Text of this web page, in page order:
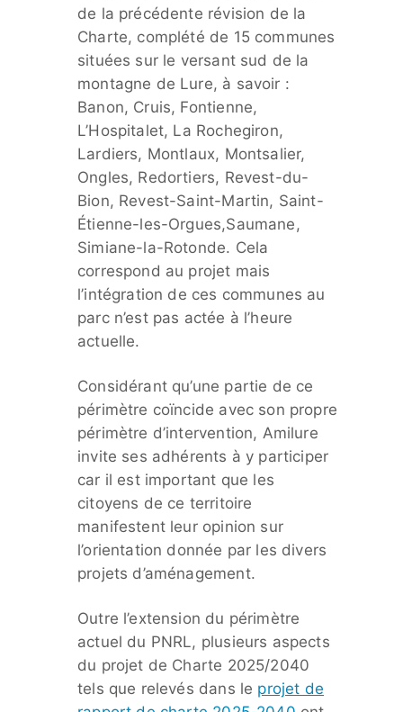
de la précédente révision de la
Charte, complété de 15 communes
situées sur le versant sud de la
montagne de Lure, à savoir :
Banon, Cruis, Fontienne,
L’Hospitalet, La Rochegiron,
Lardiers, Montlaux, Montsalier,
Ongles, Redortiers, Revest-du-
Bion, Revest-Saint-Martin, Saint-
Étienne-les-Orgues,Saumane,
Simiane-la-Rotonde. Cela
correspond au projet mais
l’intégration de ces communes au
parc n’est pas actée à l’heure
actuelle.
Considérant qu’une partie de ce
périmètre coïncide avec son propre
périmètre d’intervention, Amilure
invite ses adhérents à y participer
car il est important que les
citoyens de ce territoire
manifestent leur opinion sur
l’orientation donnée par les divers
projets d’aménagement.
Outre l’extension du périmètre
actuel du PNRL, plusieurs aspects
du projet de Charte 2025/2040
tels que relevés dans le projet de